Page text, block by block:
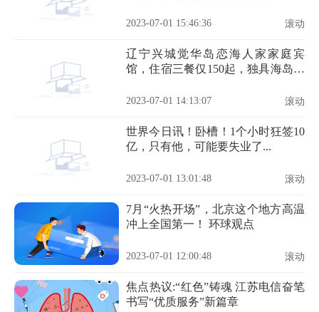
2023-07-01 15:46:36 滚动
辽宁兴城觉华岛恋海人家家庭宾
馆，住宿三餐仅150起，独具海岛特
2023-07-01 14:13:07 滚动
世界今日讯！卧槽！1个小时狂签10
亿，只有他，可能要失业了...
2023-07-01 13:01:48 滚动
7月“火热开场”，北京这个地方高温
冲上全国第一！ 环球观点
2023-07-01 12:00:48 滚动
焦点热议:“红色”铸魂 江苏电信奋笔
书写“优质服务”新篇章